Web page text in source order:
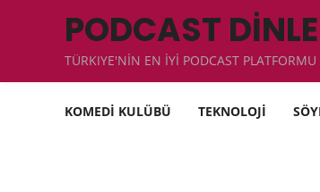
PODCAST DİNLE
TÜRKIYE'NİN EN İYİ PODCAST PLATFORMU
KOMEDİ KULÜBÜ TEKNOLOJİ